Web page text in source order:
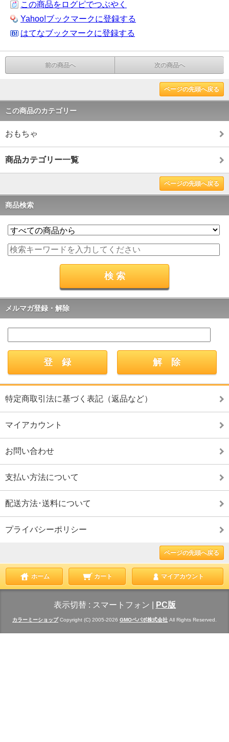
この商品をログピでつぶやく
Yahoo!ブックマークに登録する
はてなブックマークに登録する
前の商品へ 次の商品へ
ページの先頭へ戻る
この商品のカテゴリー
おもちゃ
商品カテゴリー一覧
ページの先頭へ戻る
商品検索
メルマガ登録・解除
特定商取引法に基づく表記（返品など）
マイアカウント
お問い合わせ
支払い方法について
配送方法･送料について
プライバシーポリシー
ページの先頭へ戻る
ホーム カート マイアカウント
表示切替 : スマートフォン PC版
カラーミーショップCopyright (C) 2005-2026 GMOペパボ株式会社 All Rights Reserved.